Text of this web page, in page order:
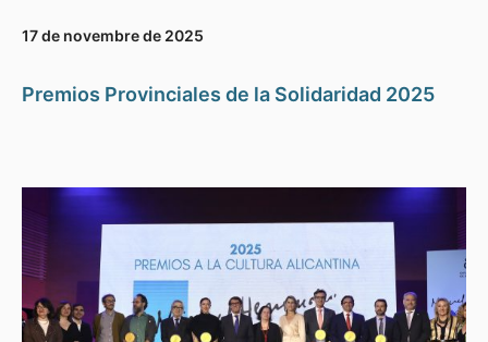
17 de novembre de 2025
Premios Provinciales de la Solidaridad 2025